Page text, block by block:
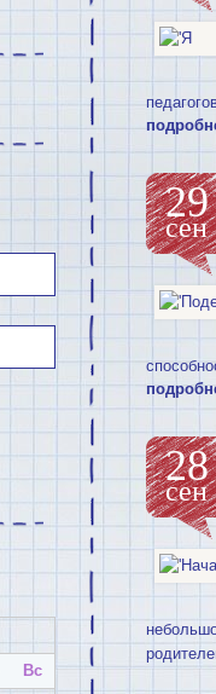
Вс
29
сен
28
сен